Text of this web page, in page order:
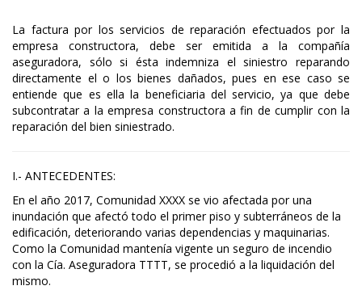
La factura por los servicios de reparación efectuados por la
empresa constructora, debe ser emitida a la compañía
aseguradora, sólo si ésta indemniza el siniestro reparando
directamente el o los bienes dañados, pues en ese caso se
entiende que es ella la beneficiaria del servicio, ya que debe
subcontratar a la empresa constructora a fin de cumplir con la
reparación del bien siniestrado.
I.- ANTECEDENTES:
En el año 2017, Comunidad XXXX se vio afectada por una
inundación que afectó todo el primer piso y subterráneos de la
edificación, deteriorando varias dependencias y maquinarias.
Como la Comunidad mantenía vigente un seguro de incendio
con la Cía. Aseguradora TTTT, se procedió a la liquidación del
mismo.